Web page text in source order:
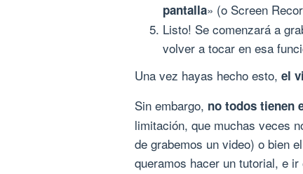
pantalla» (o Screen
Listo! Se comenzará a
volver a tocar en esa
Una vez hayas hecho esto, el
Sin embargo, no todos tienen
limitación, que muchas veces
de grabemos un video) o bien
queramos hacer un tutorial, e